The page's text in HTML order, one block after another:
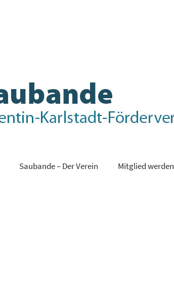
Saubande – Der Verein Mitglied werden